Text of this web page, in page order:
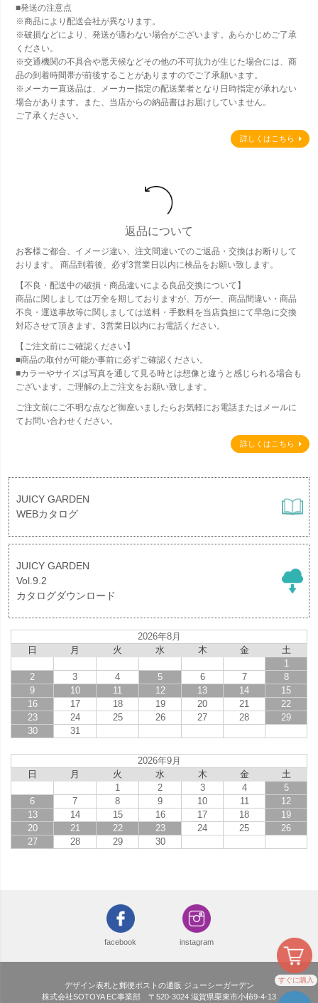
すぐに購入
■発送の注意点
※商品により配送会社が異なります。
※破損などにより、発送が適わない場合がございます。あらかじめご了承
ください。
※交通機関の不具合や悪天候などその他の不可抗力が生じた場合には、商
品の到着時間帯が前後することがありますのでご了承願います。
※メーカー直送品は、メーカー指定の配送業者となり日時指定が承れない
場合があります。また、当店からの納品書はお届けしていません。
ご了承ください。
詳しくはこちら
返品について
お客様ご都合、イメージ違い、注文間違いでのご返品・交換はお断りして
おります。 商品到着後、必ず3営業日以内に検品をお願い致します。
【不良・配送中の破損・商品違いによる良品交換について】
商品に関しましては万全を期しておりますが、万が一、商品間違い・商品
不良・運送事故等に関しましては送料・手数料を当店負担にて早急に交換
対応させて頂きます。3営業日以内にお電話ください。
【ご注文前にご確認ください】
■商品の取付が可能か事前に必ずご確認ください。
■カラーやサイズは写真を通して見る時とは想像と違うと感じられる場合も
ございます。ご理解の上ご注文をお願い致します。
ご注文前にご不明な点など御座いましたらお気軽にお電話またはメールに
てお問い合わせください。
詳しくはこちら
JUICY GARDEN
WEBカタログ
JUICY GARDEN
Vol.9.2
カタログダウンロード
2026年8月
日
月 火 水 木 金
土
1
2
3 4 5 6 7
8
9
10 11 12 13 14
15
16
17 18 19 20 21
22
23
24 25 26 27 28
29
30
31
2026年9月
日
月 火 水 木 金
土
1
2 3 4
5
6
7 8 9 10 11
12
13
14 15 16 17 18
19
20
21 22 23 24 25
26
27
28 29 30
facebook instagram
デザイン表札と郵便ポストの通販 ジューシーガーデン
株式会社SOTOYA EC事業部 〒520-3024 滋賀県栗東市小柿9-4-13